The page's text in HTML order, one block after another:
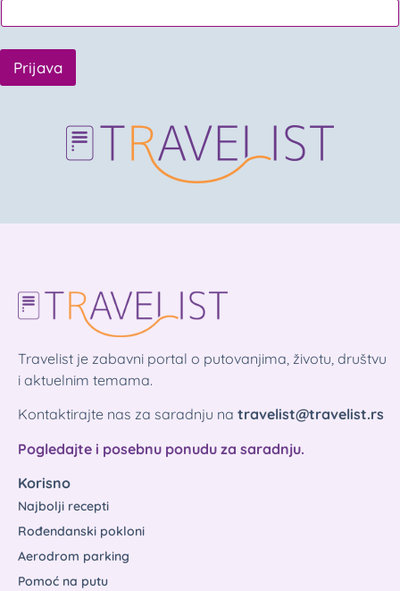
Prijava
Travelist je zabavni portal o putovanjima, životu, društvu
i aktuelnim temama.
Kontaktirajte nas za saradnju na travelist@travelist.rs
Pogledajte i posebnu ponudu za saradnju.
Korisno
Najbolji recepti
Rođendanski pokloni
Aerodrom parking
Pomoć na putu